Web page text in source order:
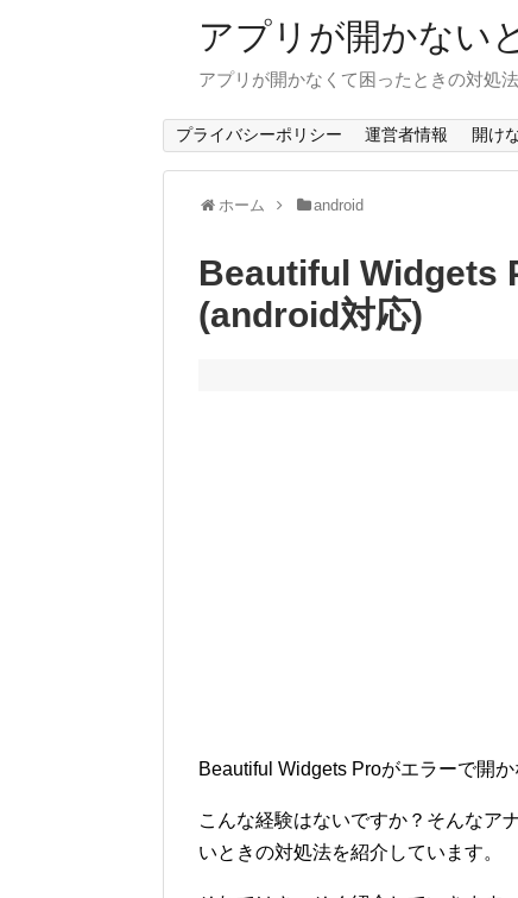
アプリが開かない
アプリが開かなくて困ったときの対処
プライバシーポリシー 運営者情報 開け
ホーム android
Beautiful Widgets
(android対応)
Beautiful Widgets Proがエラーで開
こんな経験はないですか？そんなア
いときの対処法を紹介しています。